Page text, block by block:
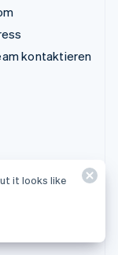
kontaktieren
it looks like